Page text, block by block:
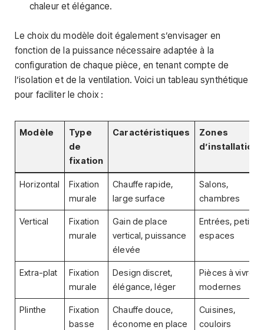
chaleur et élégance.
Le choix du modèle doit également s’envisager en
fonction de la puissance nécessaire adaptée à la
configuration de chaque pièce, en tenant compte de
l’isolation et de la ventilation. Voici un tableau synthétique
pour faciliter le choix :
Modèle
Type
de
fixation
Caractéristiques
Zones
d’installation
Horizontal
Fixation
murale
Chauffe rapide,
large surface
Salons,
chambres
Vertical
Fixation
murale
Gain de place
vertical, puissance
élevée
Entrées, petits
espaces
Extra-plat
Fixation
murale
Design discret,
élégance, léger
Pièces à vivre
modernes
Plinthe
Fixation
basse
Chauffe douce,
économe en place
Cuisines,
couloirs